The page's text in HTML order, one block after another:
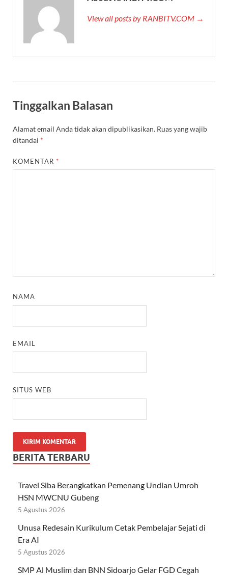
View all posts by RANBITV.COM →
Tinggalkan Balasan
Alamat email Anda tidak akan dipublikasikan. Ruas yang wajib
ditandai *
KOMENTAR *
NAMA
EMAIL
SITUS WEB
BERITA TERBARU
Travel Siba Berangkatkan Pemenang Undian Umroh
HSN MWCNU Gubeng
5 Agustus 2026
Unusa Redesain Kurikulum Cetak Pembelajar Sejati di
Era AI
5 Agustus 2026
SMP Al Muslim dan BNN Sidoarjo Gelar FGD Cegah